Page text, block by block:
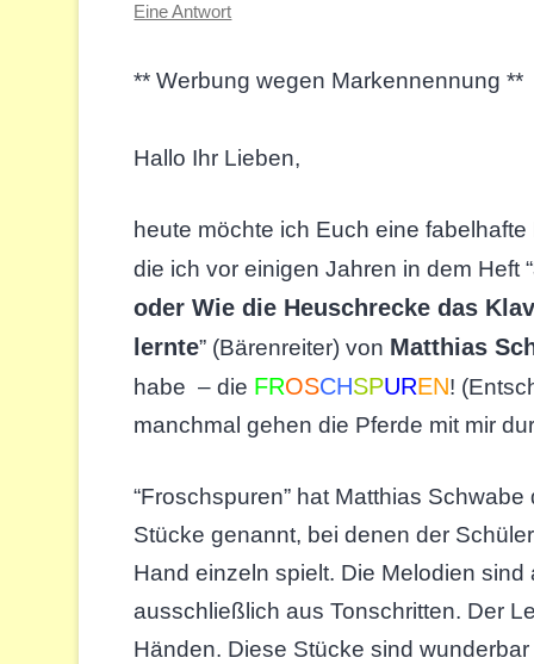
Eine Antwort
** Werbung wegen Markennennung **
Hallo Ihr Lieben,
heute möchte ich Euch eine
die ich vor einigen Jahren in dem Heft “
oder Wie die Heuschrecke das
lernte” (Bärenreiter) von Matthias
habe – die FROSCHSPUREN!
manchmal gehen die Pferde mit mir
“Froschspuren” hat Matthias Schwabe
Stücke genannt, bei denen der
Hand einzeln spielt. Die Melodien
ausschließlich aus Tonschritten. Der
Händen. Diese Stücke sind